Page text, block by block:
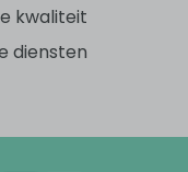
kwaliteit
diensten